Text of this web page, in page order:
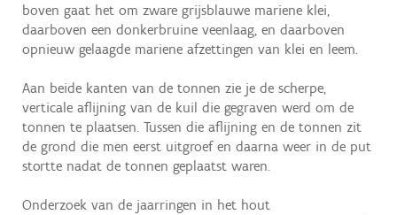
boven gaat het om zware grijsblauwe mariene klei,
daarboven een donkerbruine veenlaag, en daarboven
opnieuw gelaagde mariene afzettingen van klei en leem.
Aan beide kanten van de tonnen zie je de scherpe,
verticale aflijning van de kuil die gegraven werd om de
tonnen te plaatsen. Tussen die aflijning en de tonnen zit
de grond die men eerst uitgroef en daarna weer in de put
stortte nadat de tonnen geplaatst waren.
Onderzoek van de jaarringen in het hout